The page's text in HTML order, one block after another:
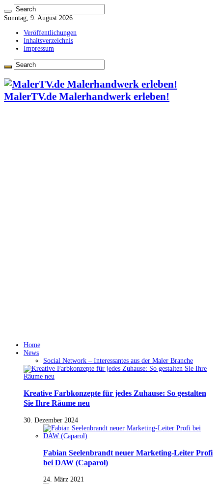
Sonntag, 9. August 2026
Veröffentlichungen
Inhaltsverzeichnis
Impressum
MalerTV.de Malerhandwerk erleben!
Home
News
Social Network – Interessantes aus der Maler Branche
Kreative Farbkonzepte für jedes Zuhause: So gestalten
Sie Ihre Räume neu
30. Dezember 2024
Fabian Seelenbrandt neuer Marketing-Leiter Profi
bei DAW (Caparol)
24. März 2021